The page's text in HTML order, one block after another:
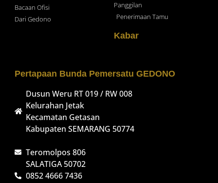
Bacaan Ofisi
Dari Gedono
Panggilan
Penerimaan Tamu
Kabar
Pertapaan Bunda Pemersatu GEDONO
Dusun Weru RT 019 / RW 008
Kelurahan Jetak
Kecamatan Getasan
Kabupaten SEMARANG 50774
Teromolpos 806
SALATIGA 50702
0852 4666 7436